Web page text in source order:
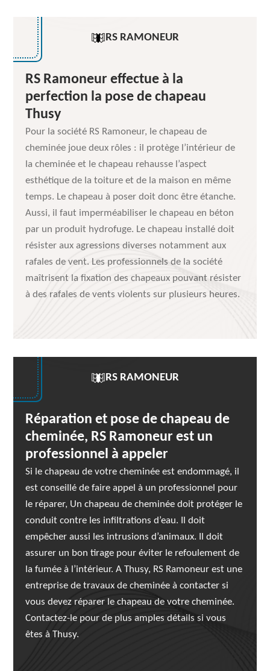
RS RAMONEUR
RS Ramoneur effectue à la
perfection la pose de chapeau
Thusy
Pour la société RS Ramoneur, le chapeau de
cheminée joue deux rôles : il protège l’intérieur de
la cheminée et le chapeau rehausse l’aspect
esthétique de la toiture et de la maison en même
temps. Le chapeau à poser doit donc être étanche.
Aussi, il faut imperméabiliser le chapeau en béton
par un produit hydrofuge. Le chapeau installé doit
résister aux agressions diverses notamment aux
rafales de vent. Les professionnels de la société
maîtrisent la fixation des chapeaux pouvant résister
à des rafales de vents violents sur plusieurs heures.
RS RAMONEUR
Réparation et pose de chapeau de
cheminée, RS Ramoneur est un
professionnel à appeler
Si le chapeau de votre cheminée est endommagé, il
est conseillé de faire appel à un professionnel pour
le réparer, Un chapeau de cheminée doit protéger le
conduit contre les infiltrations d’eau. Il doit
empêcher aussi les intrusions d’animaux. Il doit
assurer un bon tirage pour éviter le refoulement de
la fumée à l’intérieur. A Thusy, RS Ramoneur est une
entreprise de travaux de cheminée à contacter si
vous devez réparer le chapeau de votre cheminée.
Contactez-le pour de plus amples détails si vous
êtes à Thusy.